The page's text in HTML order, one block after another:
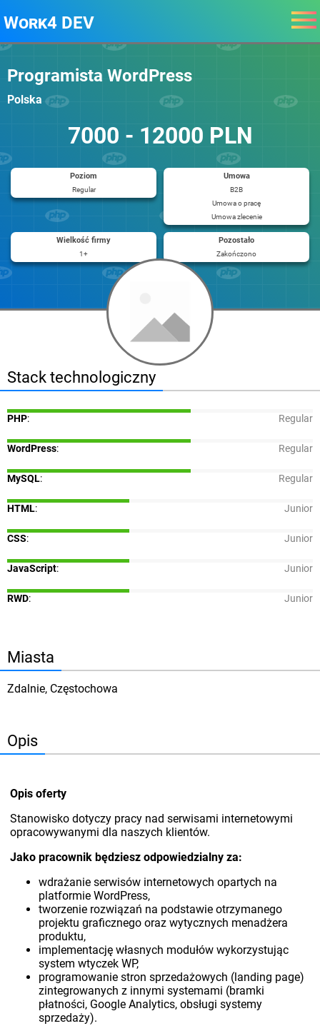
Work4 DEV
Programista WordPress
Polska
7000 - 12000 PLN
Poziom
Regular
Umowa
B2B
Umowa o pracę
Umowa zlecenie
Wielkość firmy
1+
Pozostało
Zakończono
Stack technologiczny
PHP: Regular
WordPress: Regular
MySQL: Regular
HTML: Junior
CSS: Junior
JavaScript: Junior
RWD: Junior
Miasta
Zdalnie, Częstochowa
Opis
Opis oferty
Stanowisko dotyczy pracy nad serwisami internetowymi
opracowywanymi dla naszych klientów.
Jako pracownik będziesz odpowiedzialny za:
wdrażanie serwisów internetowych opartych na
platformie WordPress,
tworzenie rozwiązań na podstawie otrzymanego
projektu graficznego oraz wytycznych menadżera
produktu,
implementację własnych modułów wykorzystując
system wtyczek WP,
programowanie stron sprzedażowych (landing page)
zintegrowanych z innymi systemami (bramki
płatności, Google Analytics, obsługi systemy
sprzedaży).